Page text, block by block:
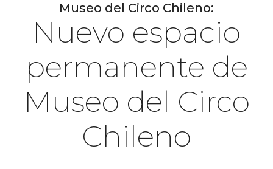
Museo del Circo Chileno:
Nuevo espacio
permanente de
Museo del Circo
Chileno